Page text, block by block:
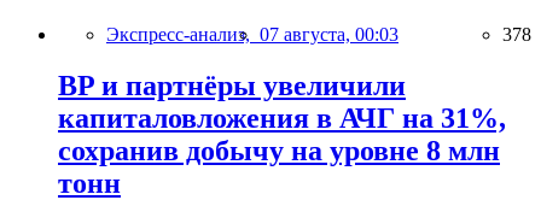
Экспресс-анализ, 07 августа, 00:03 378
BP и партнёры увеличили
капиталовложения в АЧГ на 31%,
сохранив добычу на уровне 8 млн
тонн